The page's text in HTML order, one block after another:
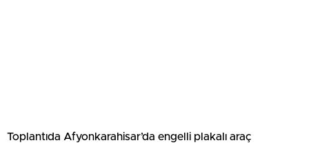
Toplantıda Afyonkarahisar’da engelli plakalı araç